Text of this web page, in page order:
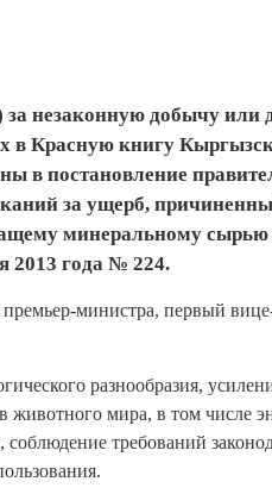
незаконную добычу или
в Красную книгу
в постановление
за ущерб,
минеральному сырью
2013 года № 224.
министра, первый
разнообразия,
животного мира, в том числе
требований